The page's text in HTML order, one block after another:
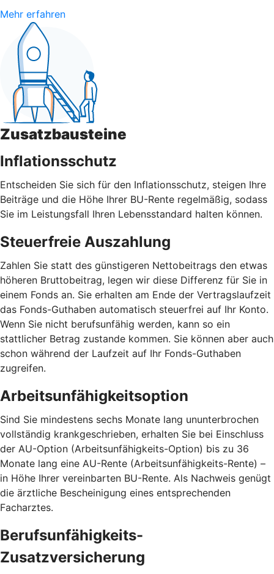
Mehr erfahren
Zusatzbausteine
Inflationsschutz
Entscheiden Sie sich für den Inflationsschutz, steigen Ihre
Beiträge und die Höhe Ihrer BU-Rente regelmäßig, sodass
Sie im Leistungsfall Ihren Lebensstandard halten können.
Steuerfreie Auszahlung
Zahlen Sie statt des günstigeren Nettobeitrags den etwas
höheren Bruttobeitrag, legen wir diese Differenz für Sie in
einem Fonds an. Sie erhalten am Ende der Vertragslaufzeit
das Fonds-Guthaben automatisch steuerfrei auf Ihr Konto.
Wenn Sie nicht berufsunfähig werden, kann so ein
stattlicher Betrag zustande kommen. Sie können aber auch
schon während der Laufzeit auf Ihr Fonds-Guthaben
zugreifen.
Arbeitsunfähigkeitsoption
Sind Sie mindestens sechs Monate lang ununterbrochen
vollständig krankgeschrieben, erhalten Sie bei Einschluss
der AU-Option (Arbeitsunfähigkeits-Option) bis zu 36
Monate lang eine AU-Rente (Arbeitsunfähigkeits-Rente) –
in Höhe Ihrer vereinbarten BU-Rente. Als Nachweis genügt
die ärztliche Bescheinigung eines entsprechenden
Facharztes.
Berufsunfähigkeits-
Zusatzversicherung